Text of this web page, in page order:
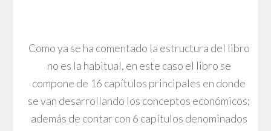
Como ya se ha comentado la estructura del libro
no es la habitual, en este caso el libro se
compone de 16 capítulos principales en donde
se van desarrollando los conceptos económicos;
además de contar con 6 capítulos denominados